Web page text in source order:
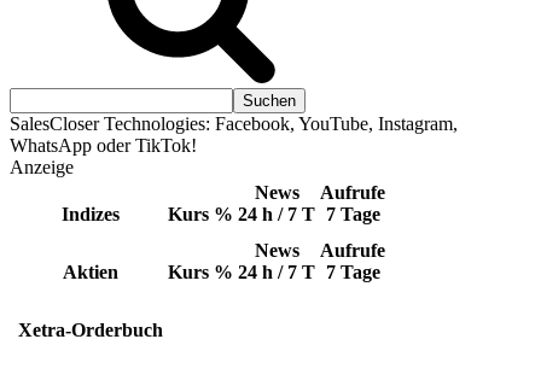
SalesCloser Technologies: Facebook, YouTube, Instagram,
WhatsApp oder TikTok!
Anzeige
Indizes Kurs %
News
24 h / 7 T
Aufrufe
7 Tage
Aktien Kurs %
News
24 h / 7 T
Aufrufe
7 Tage
Xetra-Orderbuch